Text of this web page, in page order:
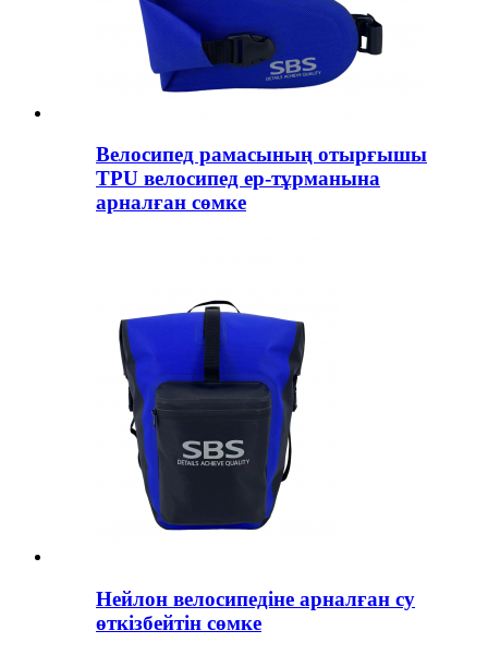
Велосипед рамасының отырғышы
TPU велосипед ер-тұрманына
арналған сөмке
Нейлон велосипедіне арналған су
өткізбейтін сөмке